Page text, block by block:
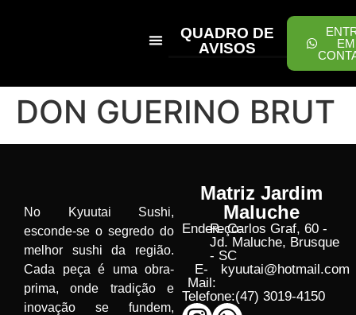
QUADRO DE
AVISOS
EM
DON GUERINO BRUT
No Kyuutai Sushi,
esconde-se o segredo do
melhor sushi da região.
Cada peça é uma obra-
prima, onde tradição e
inovação se fundem,
Matriz Jardim
Maluche
Endereço:
R. Carlos Graf, 60 -
Jd. Maluche, Brusque
- SC
E-
Mail:
kyuutai@hotmail.com
Telefone:(47) 3019-4150